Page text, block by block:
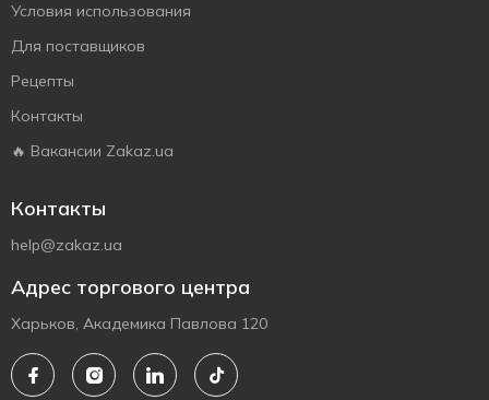
Условия использования
Для поставщиков
Рецепты
Контакты
🔥 Вакансии Zakaz.ua
Контакты
help@zakaz.ua
Адрес торгового центра
Харьков, Академика Павлова 120